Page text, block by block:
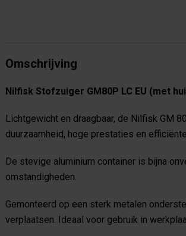
Omschrijving
Nilfisk Stofzuiger GM80P LC EU (met
Lichtgewicht en draagbaar, de Nilfisk GM
duurzaamheid, hoge prestaties en
De stevige aluminium container is bijna
omstandigheden.
Gemonteerd op een sterk metalen
verplaatsen. Ideaal voor gebruik in